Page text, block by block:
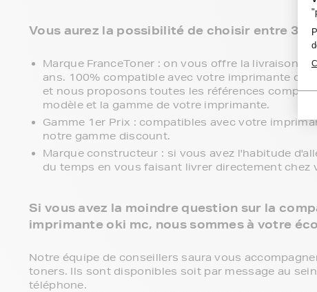
Vous aurez la possibilité de choisir entre 3
Marque FranceToner : on vous offre la livraison
ans. 100% compatible avec votre imprimante oki
et nous proposons toutes les références
modèle et la gamme de votre imprimante.
Gamme 1er Prix : compatibles avec votre
notre gamme discount.
Marque constructeur : si vous avez l'habitude
du temps en vous faisant livrer directement chez
Si vous avez la moindre question sur la
imprimante oki mc, nous sommes à votre
Notre équipe de conseillers saura vous
toners. Ils sont disponibles soit par message au
téléphone.